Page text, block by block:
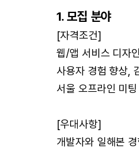
1. 모집 분야
[자격조건]
웹/앱 서비스 디자
사용자 경험 향상,
서울 오프라인 미
[우대사항]
개발자와 일해본